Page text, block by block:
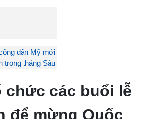
dân Mỹ mới
trong tháng Sáu
chức các buổi lễ
để mừng Quốc